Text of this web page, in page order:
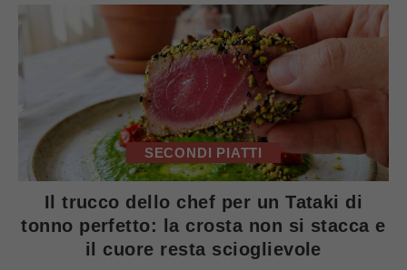
SECONDI PIATTI
Il trucco dello chef per un Tataki di
tonno perfetto: la crosta non si stacca e
il cuore resta scioglievole